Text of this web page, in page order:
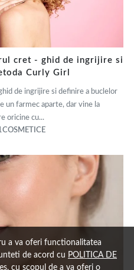
a va oferi functionalitatea
de acord cu POLITICA DE
cu scopul de a va oferi o
cret - ghid de ingrijire si
Curly Girl
de ingrijire si definire a buclelor
un farmec aparte, dar vine la
oricine cu...